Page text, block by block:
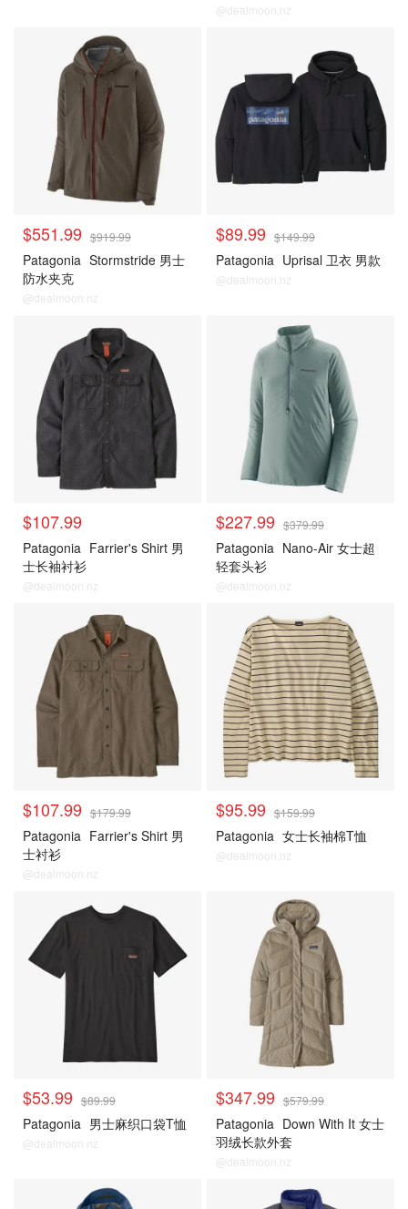
@dealmoon.nz
$551.99 $919.99
Patagonia Stormstride 男士
防水夹克
@dealmoon.nz
$89.99 $149.99
Patagonia Uprisal 卫衣 男款
@dealmoon.nz
$107.99
Patagonia Farrier's Shirt 男
士长袖衬衫
@dealmoon.nz
$227.99 $379.99
Patagonia Nano-Air 女士超
轻套头衫
@dealmoon.nz
$107.99 $179.99
Patagonia Farrier's Shirt 男
士衬衫
@dealmoon.nz
$95.99 $159.99
Patagonia 女士长袖棉T恤
@dealmoon.nz
$53.99 $89.99
Patagonia 男士麻织口袋T恤
@dealmoon.nz
$347.99 $579.99
Patagonia Down With It 女士
羽绒长款外套
@dealmoon.nz